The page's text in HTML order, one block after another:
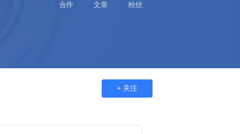
合作 文章 粉丝
+ 关注